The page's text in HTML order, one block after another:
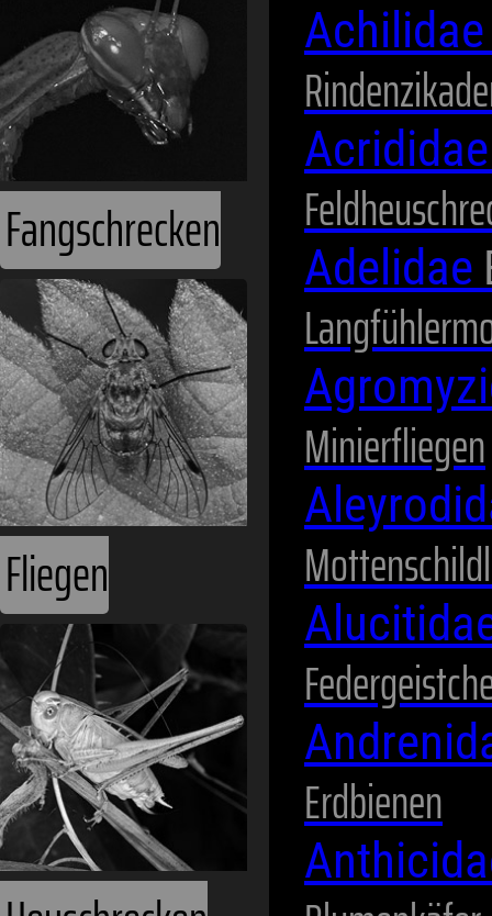
Fangschrecken
Fliegen
Adelidae
Minierfliegen
Erdbienen